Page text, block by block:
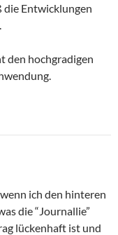
die Entwicklungen
den hochgradigen
ich den hinteren
die “Journallie”
lückenhaft ist und